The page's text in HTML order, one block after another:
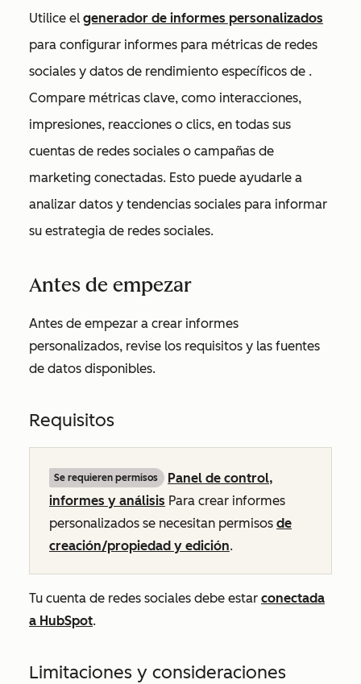
Utilice el generador de informes personalizados
para configurar informes para métricas de redes
sociales y datos de rendimiento específicos de .
Compare métricas clave, como interacciones,
impresiones, reacciones o clics, en todas sus
cuentas de redes sociales o campañas de
marketing conectadas. Esto puede ayudarle a
analizar datos y tendencias sociales para informar
su estrategia de redes sociales.
Antes de empezar
Antes de empezar a crear informes
personalizados, revise los requisitos y las fuentes
de datos disponibles.
Requisitos
Se requieren permisos
Panel de control,
informes y análisis Para crear informes
personalizados se necesitan permisos de
creación/propiedad y edición.
Tu cuenta de redes sociales debe estar conectada
a HubSpot.
Limitaciones y consideraciones